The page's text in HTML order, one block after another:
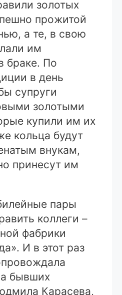
золотых
прожитой
а те, в свою
им
браке. По
в день
супруги
золотыми
купили им их
кольца будут
внукам,
принесут им
пары
коллеги –
фабрики
И в этот раз
бывших
Карасева,